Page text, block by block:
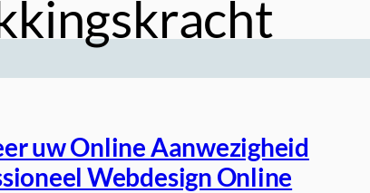
uw Online Aanwezigheid
Webdesign Online